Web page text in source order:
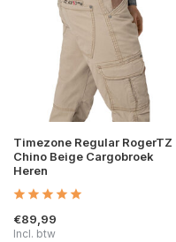
Timezone Regular RogerTZ
Chino Beige Cargobroek
Heren
€89,99
Incl. btw